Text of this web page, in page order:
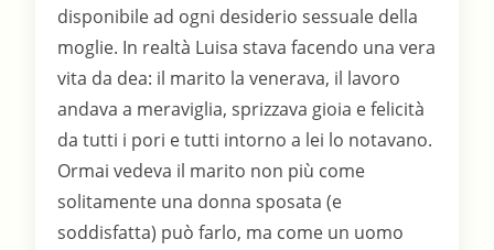
disponibile ad ogni desiderio sessuale della
moglie. In realtà Luisa stava facendo una vera
vita da dea: il marito la venerava, il lavoro
andava a meraviglia, sprizzava gioia e felicità
da tutti i pori e tutti intorno a lei lo notavano.
Ormai vedeva il marito non più come
solitamente una donna sposata (e
soddisfatta) può farlo, ma come un uomo